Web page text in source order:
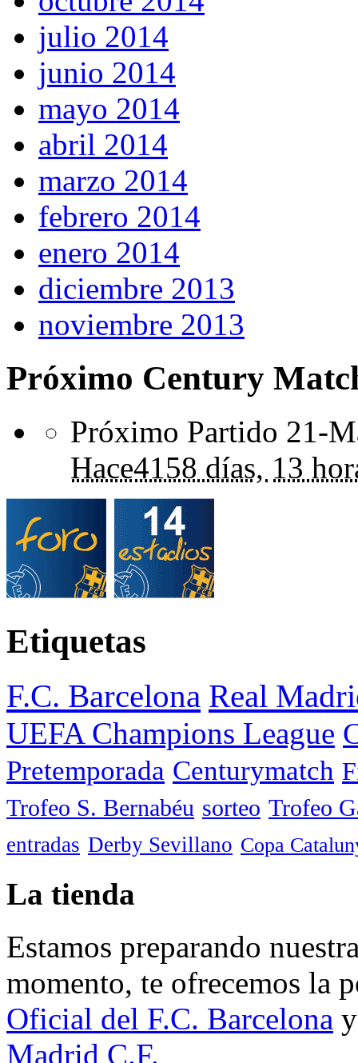
julio 2014
junio 2014
mayo 2014
abril 2014
marzo 2014
febrero 2014
enero 2014
diciembre 2013
noviembre 2013
Próximo Century
Próximo Partido 21-
Hace4158 días, 13
Etiquetas
F.C. Barcelona Real
UEFA Champions League
Pretemporada Centurymatch
Trofeo S. Bernabéu sorteo Trofeo
entradas Derby Sevillano Copa
La tienda
Estamos preparando
momento, te ofrecemos la
Oficial del F.C. Barcelona
Madrid C.F.